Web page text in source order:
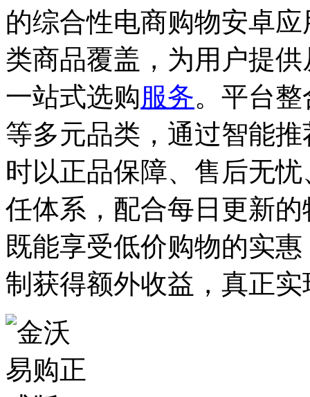
的综合性电商购物安卓
类商品覆盖，为用户提供
一站式选购服务。平台
等多元品类，通过智能
时以正品保障、售后无
任体系，配合每日更新
既能享受低价购物的实
制获得额外收益，真正